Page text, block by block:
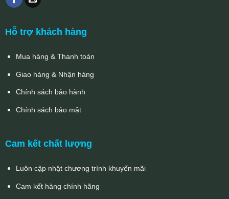
Hỗ trợ khách hàng
Mua hàng & Thanh toán
Giao hàng & Nhận hàng
Chính sách bảo hành
Chính sách bảo mật
Cam kết chất lượng
Luôn cập nhật chương trình khuyến mãi
Cam kết hàng chính hãng